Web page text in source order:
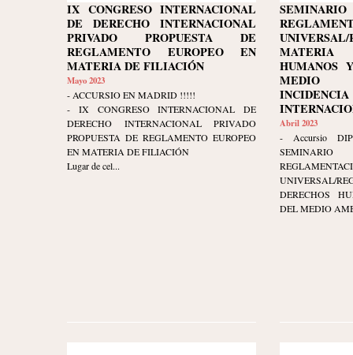
IX CONGRESO INTERNACIONAL
DE DERECHO INTERNACIONAL
PRIVADO PROPUESTA DE
REGLAMENTO EUROPEO EN
MATERIA DE FILIACIÓN
Mayo 2023
- ACCURSIO EN MADRID !!!!!
- IX CONGRESO INTERNACIONAL DE
DERECHO INTERNACIONAL PRIVADO
PROPUESTA DE REGLAMENTO EUROPEO
EN MATERIA DE FILIACIÓN
Lugar de cel...
HUMANOS
MEDIO
Abril 2023
- Accursio
UNIVERSAL/
DERECHOS
DEL MEDIO